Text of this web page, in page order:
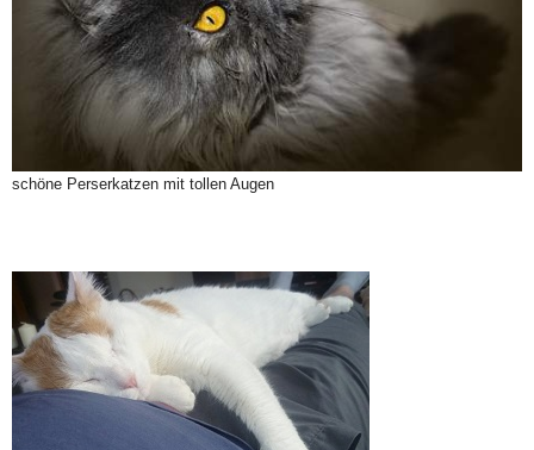
schöne Perserkatzen mit tollen Augen